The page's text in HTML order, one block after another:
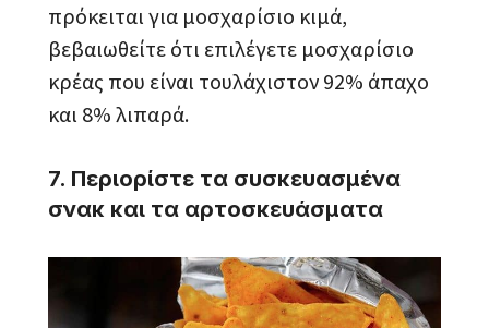
πρόκειται για μοσχαρίσιο κιμά,
βεβαιωθείτε ότι επιλέγετε μοσχαρίσιο
κρέας που είναι τουλάχιστον 92% άπαχο
και 8% λιπαρά.
7. Περιορίστε τα συσκευασμένα
σνακ και τα αρτοσκευάσματα